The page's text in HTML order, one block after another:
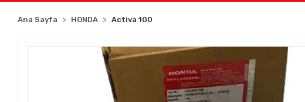
Ana Sayfa HONDA Activa 100